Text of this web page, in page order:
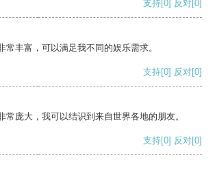
支持[0] 反对[0]
常丰富，可以满足我不同的娱乐需求。
支持[0] 反对[0]
常庞大，我可以结识到来自世界各地的朋友。
支持[0] 反对[0]